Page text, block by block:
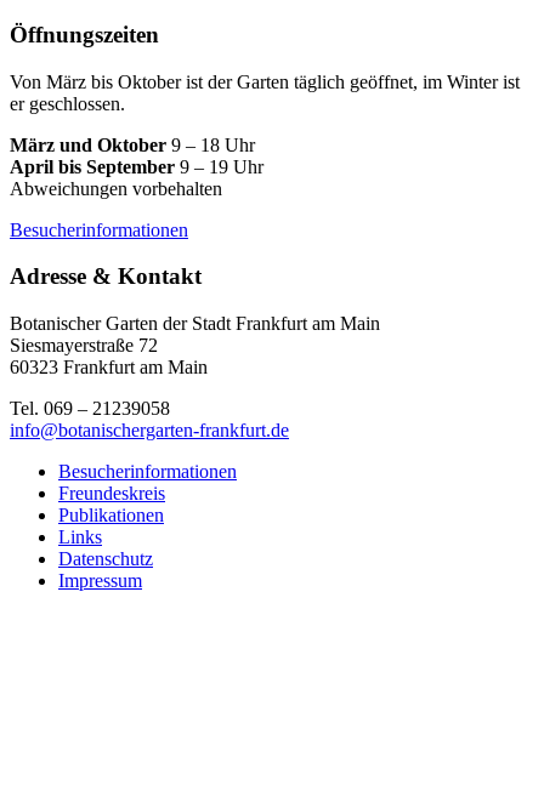
Öffnungszeiten
Von März bis Oktober ist der Garten täglich geöffnet, im Winter ist
er geschlossen.
März und Oktober 9 – 18 Uhr
April bis September 9 – 19 Uhr
Abweichungen vorbehalten
Besucherinformationen
Adresse & Kontakt
Botanischer Garten der Stadt Frankfurt am Main
Siesmayerstraße 72
60323 Frankfurt am Main
Tel. 069 – 21239058
info@botanischergarten-frankfurt.de
Besucherinformationen
Freundeskreis
Publikationen
Links
Datenschutz
Impressum